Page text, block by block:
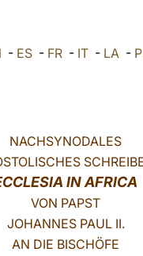
- ES- FR- IT- LA-
NACHSYNODALES
IN AFRICA
VON PAPST
JOHANNES PAUL II.
AN DIE BISCHÖFE